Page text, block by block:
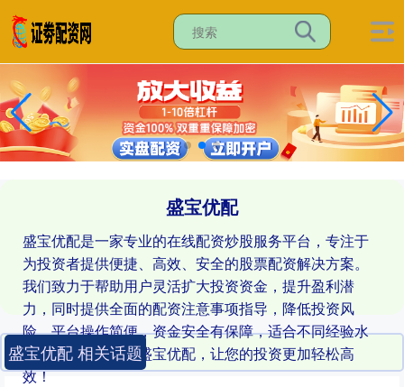
盛宝优配
盛宝优配是一家专业的在线配资炒股服务平台，专注于
为投资者提供便捷、高效、安全的股票配资解决方案。
我们致力于帮助用户灵活扩大投资资金，提升盈利潜
力，同时提供全面的配资注意事项指导，降低投资风
险。平台操作简便，资金安全有保障，适合不同经验水
平的投资者。选择盛宝优配，让您的投资更加轻松高
效！
盛宝优配 相关话题